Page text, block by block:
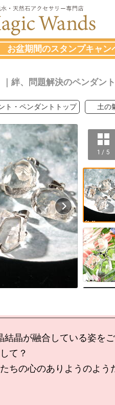
お盆期間のスタンプキャン
｜絆、問題解決のペンダン
ト・ペンダントトップ 土の
1 / 5
結晶が融合している姿を
て？
ちの心のありようのよう